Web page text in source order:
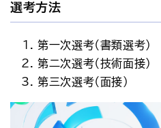
選考方法
第一次選考（書類選考）
第二次選考（技術面接）
第三次選考（面接）